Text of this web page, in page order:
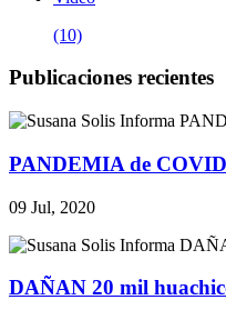
(10)
Publicaciones recientes
PANDEMIA de
09 Jul, 2020
DAÑAN 20 mil